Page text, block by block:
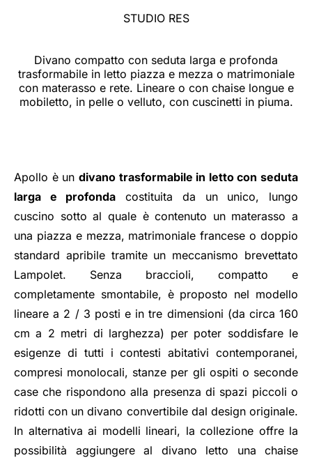
STUDIO RES
Divano compatto con seduta larga e profonda
trasformabile in letto piazza e mezza o matrimoniale
con materasso e rete. Lineare o con chaise longue e
mobiletto, in pelle o velluto, con cuscinetti in piuma.
Apollo è un divano trasformabile in letto con seduta
larga e profonda costituita da un unico, lungo
cuscino sotto al quale è contenuto un materasso a
una piazza e mezza, matrimoniale francese o doppio
standard apribile tramite un meccanismo brevettato
Lampolet. Senza braccioli, compatto e
completamente smontabile, è proposto nel modello
lineare a 2 / 3 posti e in tre dimensioni (da circa 160
cm a 2 metri di larghezza) per poter soddisfare le
esigenze di tutti i contesti abitativi contemporanei,
compresi monolocali, stanze per gli ospiti o seconde
case che rispondono alla presenza di spazi piccoli o
ridotti con un divano convertibile dal design originale.
In alternativa ai modelli lineari, la collezione offre la
possibilità aggiungere al divano letto una chaise